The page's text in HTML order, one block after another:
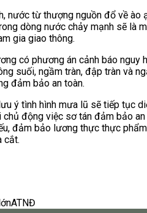
nước từ thượng nguồn đổ về ào
dòng nước chảy mạnh sẽ là
gia giao thông.
có phương án cảnh báo nguy
suối, ngầm tràn, đập tràn và
đảm bảo an toàn.
ý tình hình mưa lũ sẽ tiếp tục
động việc sơ tán đảm bảo an
đảm bảo lương thực thực
cắt.
ATNĐ